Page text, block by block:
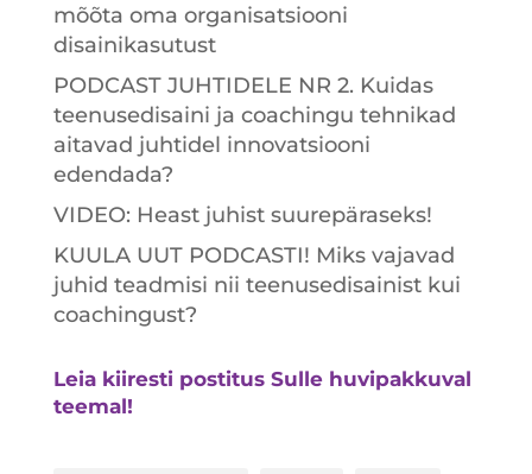
mõõta oma organisatsiooni
disainikasutust
PODCAST JUHTIDELE NR 2. Kuidas
teenusedisaini ja coachingu tehnikad
aitavad juhtidel innovatsiooni
edendada?
VIDEO: Heast juhist suurepäraseks!
KUULA UUT PODCASTI! Miks vajavad
juhid teadmisi nii teenusedisainist kui
coachingust?
Leia kiiresti postitus Sulle huvipakkuval
teemal!